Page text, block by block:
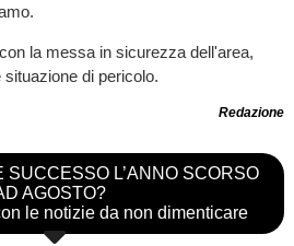
la messa in sicurezza dell'area,
di pericolo.
Redazione
SUCCESSO L’ANNO SCORSO
AGOSTO?
le notizie da non dimenticare